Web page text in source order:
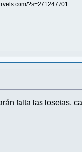
?s=271247701
falta las losetas,